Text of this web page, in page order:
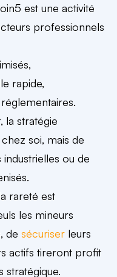
est une activité
professionnels
rapide,
la stratégie
soi, mais de
industrielles ou de
rareté est
les mineurs
de sécuriser leurs
actifs tireront profit
stratégique.